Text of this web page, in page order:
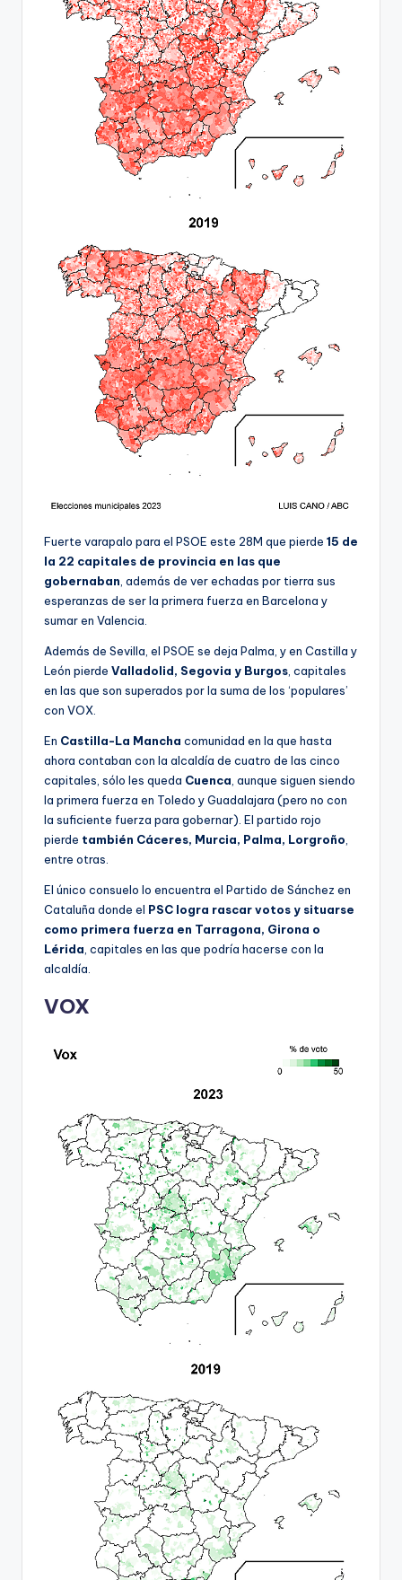
Fuerte varapalo para el PSOE este 28M que pierde 15 de
la 22 capitales de provincia en las que
gobernaban , además de ver echadas por tierra sus
esperanzas de ser la primera fuerza en Barcelona y
sumar en Valencia.
Además de Sevilla, el PSOE se deja Palma, y en Castilla y
León pierde Valladolid, Segovia y Burgos , capitales
en las que son superados por la suma de los ‘populares’
con VOX.
En Castilla-La Mancha comunidad en la que hasta
ahora contaban con la alcaldía de cuatro de las cinco
capitales, sólo les queda Cuenca , aunque siguen siendo
la primera fuerza en Toledo y Guadalajara (pero no con
la suficiente fuerza para gobernar). El partido rojo
pierde también Cáceres, Murcia, Palma, Lorgroño
entre otras.
El único consuelo lo encuentra el Partido de Sánchez en
Cataluña donde el PSC logra rascar votos y situarse
como primera fuerza en Tarragona, Girona o
Lérida , capitales en las que podría hacerse con la
alcaldía.
VOX